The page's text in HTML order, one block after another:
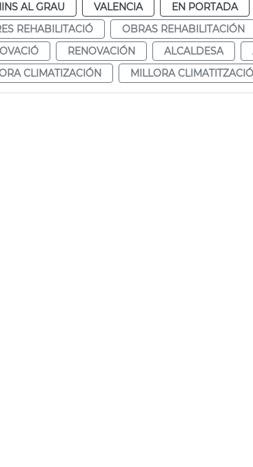
AL GRAU
VALENCIA EN PORTADA
REHABILITACIÓ
OBRAS REHABILITACIÓN
RENOVACIÓN ALCALDESA
CLIMATIZACIÓN
MILLORA CLIMATITZACIÓ